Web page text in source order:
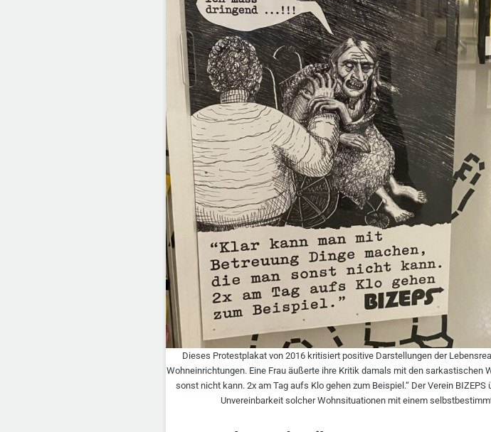
Dieses Protestplakat von 2016 kritisiert positive Darstellungen der
Wohneinrichtungen. Eine Frau äußerte ihre Kritik damals mit den sarkastischen
sonst nicht kann. 2x am Tag aufs Klo gehen zum Beispiel.“ Der Verein
Unvereinbarkeit solcher Wohnsituationen mit einem